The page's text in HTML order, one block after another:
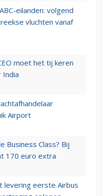
eilanden: volgend
vluchten vanaf
moet het tij keren
India
Airport
Business Class? Bij
170 euro extra
levering eerste Airbus